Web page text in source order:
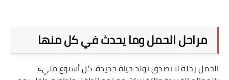
طرق زيادة الوزن
طرق تنزيل الوزن
مراحل الحمل وما يحدث في كل منها
الحمل رحلة لا تصدق تولد حياة جديدة. كل أسبوع مليء